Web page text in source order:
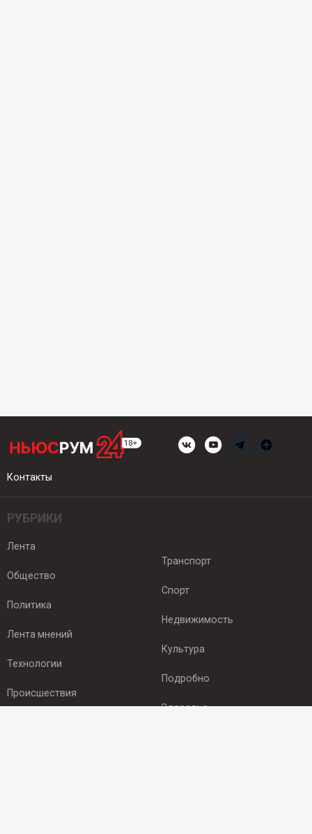
Контакты
РУБРИКИ
Лента
Общество
Политика
Лента мнений
Технологии
Происшествия
Транспорт
Спорт
Недвижимость
Культура
Подробно
Здоровье